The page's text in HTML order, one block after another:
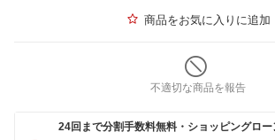
商品をお気に入りに追加
不適切な商品を報告
24回まで分割手数料無料・ショッピングロー